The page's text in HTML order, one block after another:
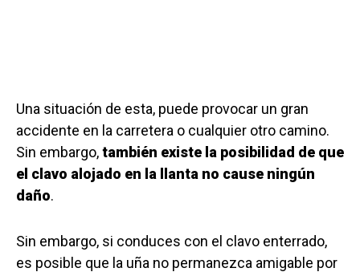
Una situación de esta, puede provocar un gran
accidente en la carretera o cualquier otro camino.
Sin embargo,también existe la posibilidad de que
el clavo alojado en la llanta no cause ningún
daño.
Sin embargo, si conduces con el clavo enterrado,
es posible que la uña no permanezca amigable por